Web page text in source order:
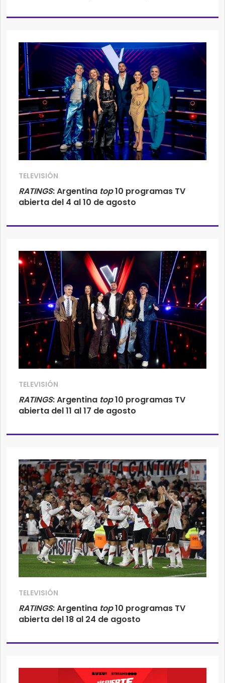
TELEVISIÓN
RATINGS: Argentina top10 programas TV
abierta del 4 al 10 de agosto
TELEVISIÓN
RATINGS: Argentina top10 programas TV
abierta del 11 al 17 de agosto
TELEVISIÓN
RATINGS: Argentina top10 programas TV
abierta del 18 al 24 de agosto